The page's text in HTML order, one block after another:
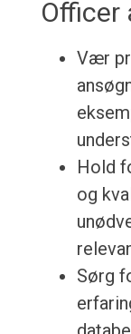
Officer
Vær
Hold
og
Sørg